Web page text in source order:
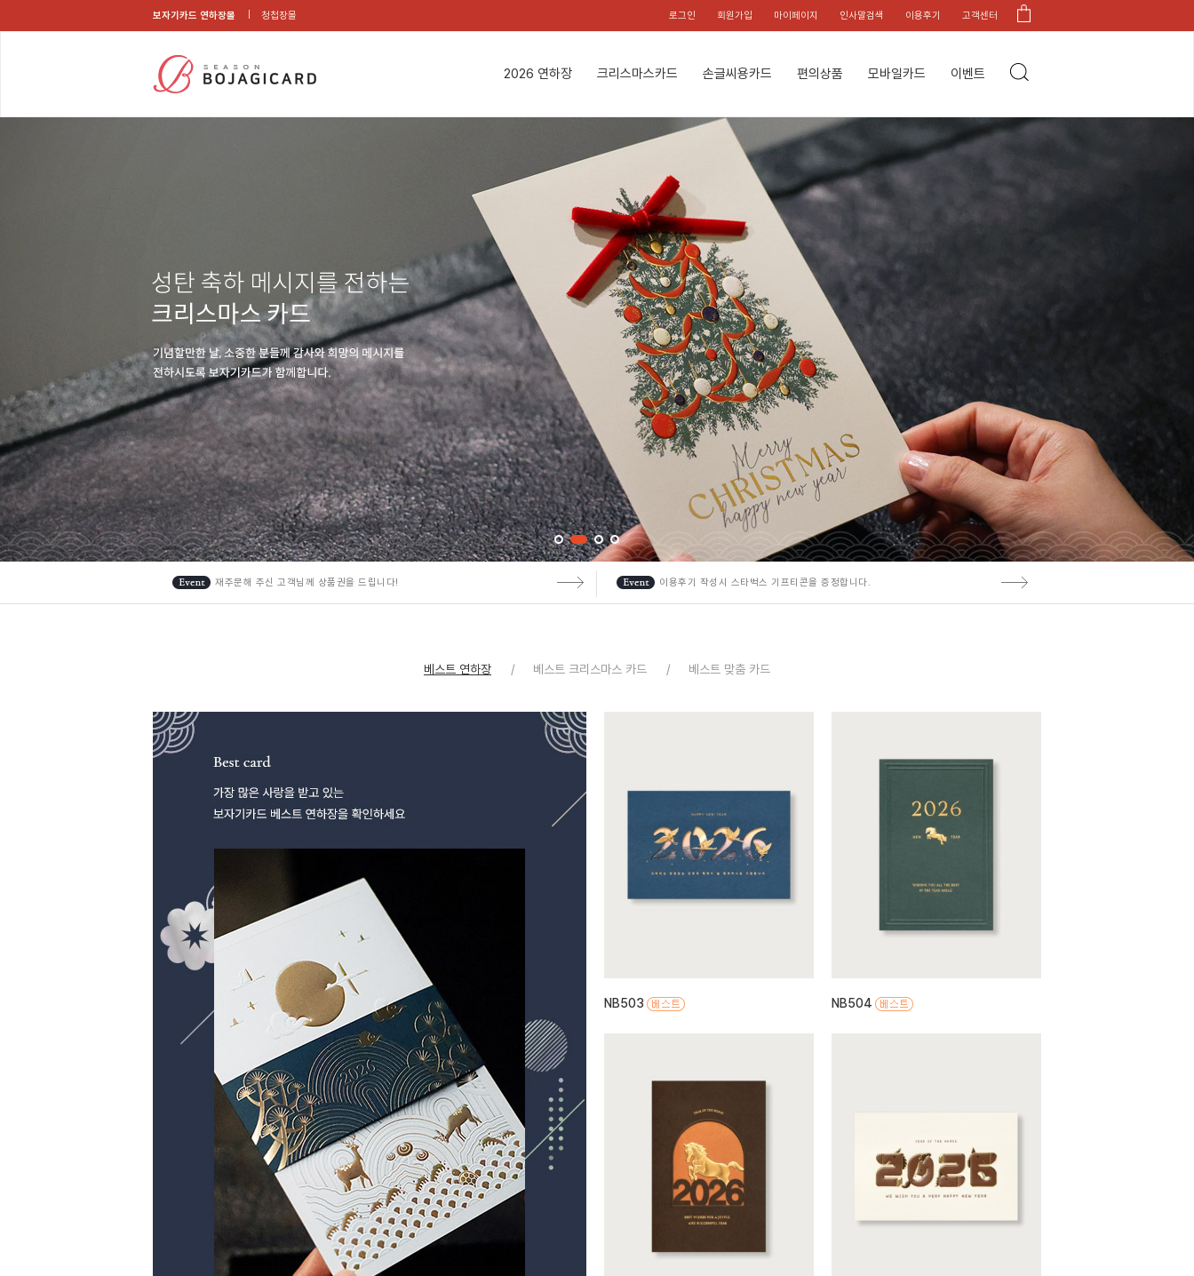
보자기카드 연하장몰 청첩장몰 로그인 회원가입 마이페이지 인사말검색 이용후기 고객센터
2026 연하장 크리스마스카드 손글씨용카드 편의상품 모바일카드 이벤트
재주문해 주신 고객님께 상품권을 드립니다! 이용후기 작성시 스타벅스 기프티콘을 증정합니다.
베스트 연하장 베스트 크리스마스 카드 베스트 맞춤 카드
NB503 NB504